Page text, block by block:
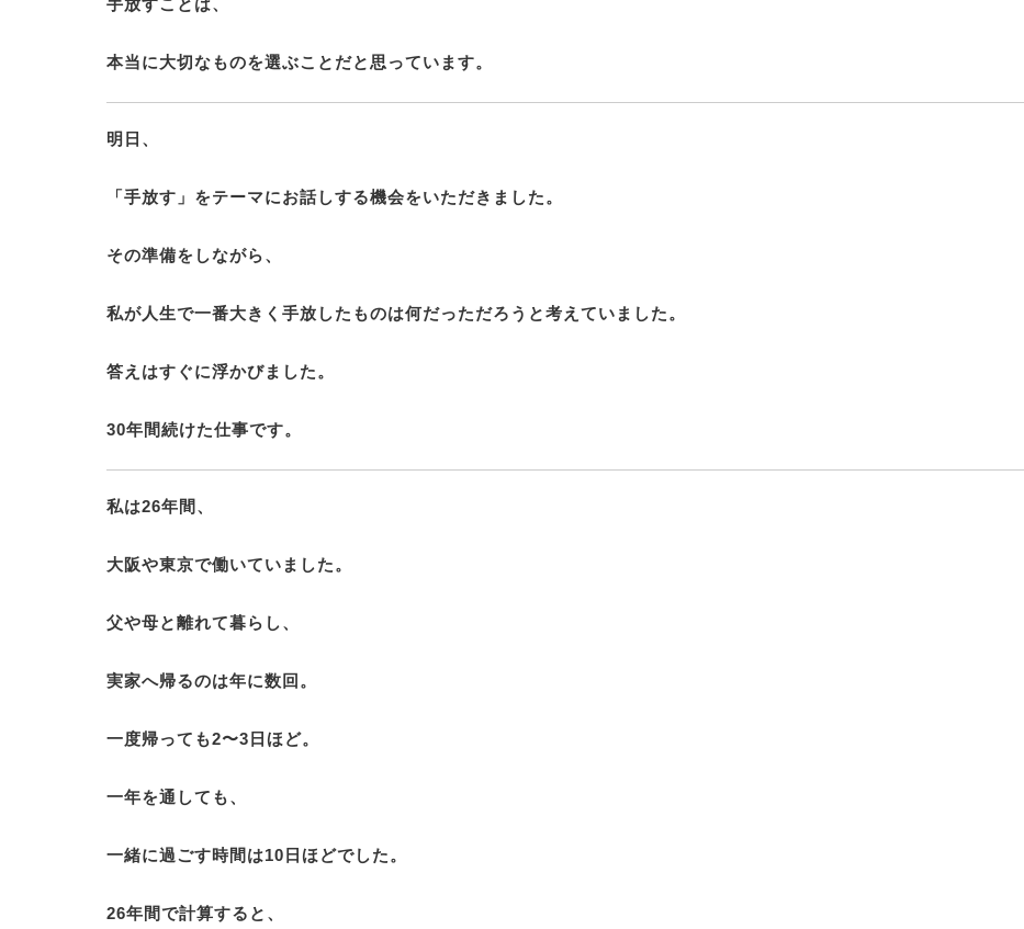
手放すことは、
本当に大切なものを選ぶこと だと思っています。
明日、
「手放す」をテーマにお話しする機会をいただきました。
その準備をしながら、
私が人生で一番大きく手放したものは何だっただろうと考えていました。
答えはすぐに浮かびました。
30年間続けた仕事です。
私は26年間、
大阪や東京で働いていました。
父や母と離れて暮らし、
実家へ帰るのは年に数回。
一度帰っても2〜3日ほど。
一年を通しても、
一緒に過ごす時間は10日ほどでした。
26年間で計算すると、